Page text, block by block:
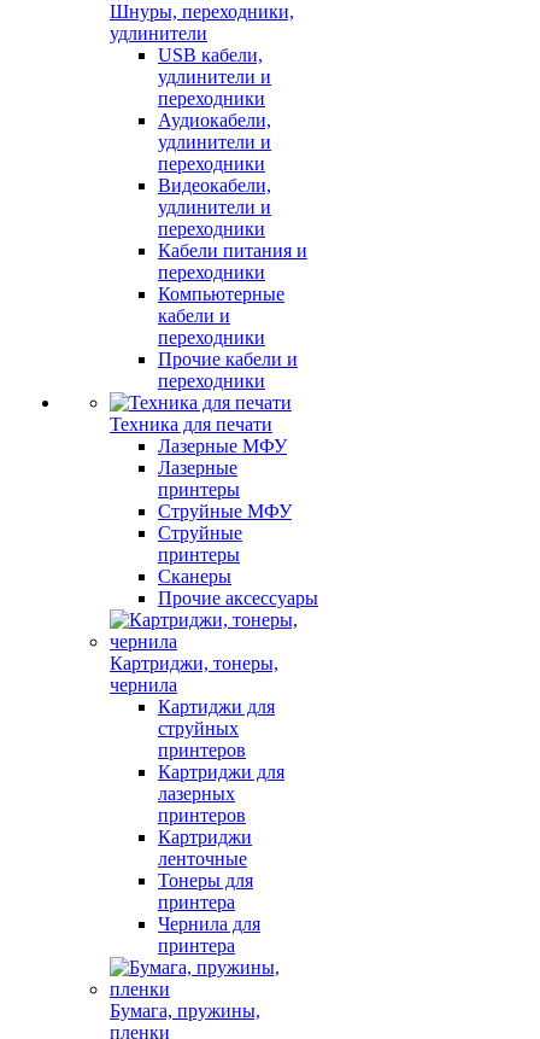
Шнуры, переходники,
удлинители
USB кабели,
удлинители и
переходники
Аудиокабели,
удлинители и
переходники
Видеокабели,
удлинители и
переходники
Кабели питания и
переходники
Компьютерные
кабели и
переходники
Прочие кабели и
переходники
Техника для печати
Лазерные МФУ
Лазерные
принтеры
Струйные МФУ
Струйные
принтеры
Сканеры
Прочие аксессуары
Картриджи, тонеры,
чернила
Картиджи для
струйных
принтеров
Картриджи для
лазерных
принтеров
Картриджи
ленточные
Тонеры для
принтера
Чернила для
принтера
Бумага, пружины,
пленки